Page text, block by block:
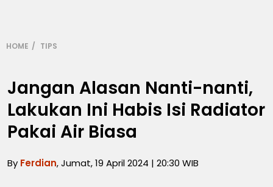
HOME TIPS
Jangan Alasan Nanti-nanti,
Lakukan Ini Habis Isi Radiator
Pakai Air Biasa
By Ferdian, Jumat, 19 April 2024 | 20:30 WIB